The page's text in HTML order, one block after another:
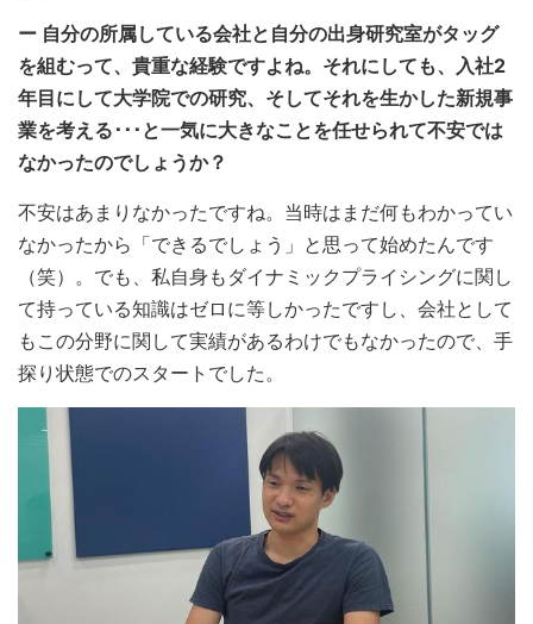
ー 自分の所属している会社と自分の出身研究室がタッグ
を組むって、貴重な経験ですよね。それにしても、入社2
年目にして大学院での研究、そしてそれを生かした新規事
業を考える･･･と一気に大きなことを任せられて不安では
なかったのでしょうか？
不安はあまりなかったですね。当時はまだ何もわかってい
なかったから「できるでしょう」と思って始めたんです
（笑）。でも、私自身もダイナミックプライシングに関し
て持っている知識はゼロに等しかったですし、会社として
もこの分野に関して実績があるわけでもなかったので、手
探り状態でのスタートでした。